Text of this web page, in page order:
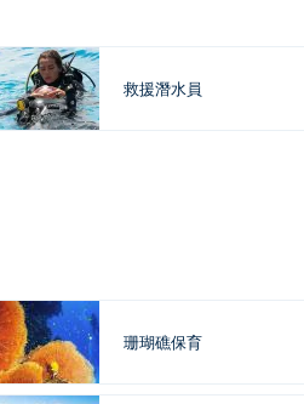
救援潛水員
珊瑚礁保育